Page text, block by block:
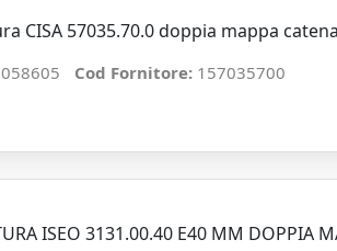
CISA 57035.70.0 doppia mappa
Cod Fornitore: 157035700
ISEO 3131.00.40 E40 MM DOPPIA